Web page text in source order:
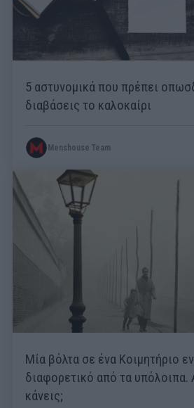
5 αστυνομικά που πρέπει
διαβάσεις το καλοκαίρι
Menshouse Team
Μία βόλτα σε ένα Κοιμητήριο
διαφορετικό από τα υπόλοιπα.
κάνεις;